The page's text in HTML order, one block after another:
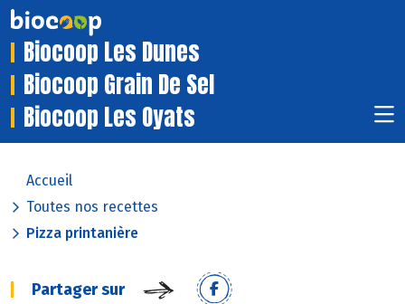
Biocoop Les Dunes
Biocoop Grain De Sel
Biocoop Les Oyats
Accueil
Toutes nos recettes
Pizza printanière
Partager sur